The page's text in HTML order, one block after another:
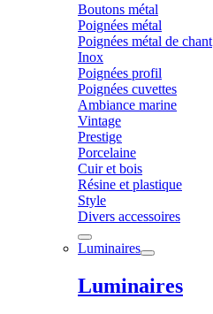
Boutons métal
Poignées métal
Poignées métal de chant
Inox
Poignées profil
Poignées cuvettes
Ambiance marine
Vintage
Prestige
Porcelaine
Cuir et bois
Résine et plastique
Style
Divers accessoires
Luminaires
Luminaires